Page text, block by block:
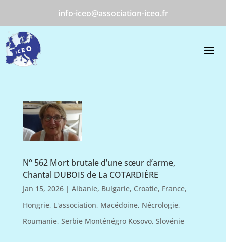
info-iceo@association-iceo.fr
N° 562 Mort brutale d’une sœur d’arme,
Chantal DUBOIS de La COTARDIÈRE
Jan 15, 2026| Albanie, Bulgarie, Croatie, France,
Hongrie, L'association, Macédoine, Nécrologie,
Roumanie, Serbie Monténégro Kosovo, Slovénie